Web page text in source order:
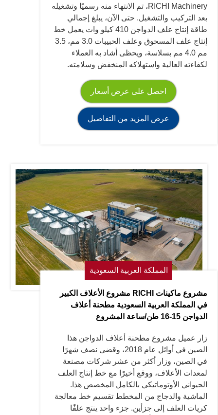
RICHI Machinery، تم الانتهاء منه رسميًا وتشغيله
بعد التركيب والتشغيل. حتى الآن، يبلغ إجمالي
طاقة إنتاج علف الدواجن 410 كيلو وات يعمل خط
إنتاج علف المسحوق وعلف الحبيبات 3.0 مم، 3.5
مم 4.0 مم بسلاسة، ويحظى أشاد به العملاء
لكفاءته العالية واستهلاكه المنخفض وسلامته.
احصل على عرض أسعار
عرض المزيد من التفاصيل
المملكة العربية السعودية
مشروع ماكينات RICHI مشروع الأعلاف الكبير
في المملكة العربية السعودية مطحنة أعلاف
الدواجن 15-16 طن/ساعة المشروع
زار عميل مشروع مطحنة أعلاف الدواجن هذا
الصين في أوائل عام 2018، وقضى نصف شهرًا
في الصين، وزار أكثر من عشر شركات مصنعة
لمعدات الأعلاف، ووقع أخيرًا مع خط إنتاج العلف
الحيواني الأوتوماتيكي بالكامل المخصص هذا.
الماشية والدجاج من المخطط تقسيم خط معالجة
كريات العلف إلى جزأين. جزء واحد ينتج علفًا